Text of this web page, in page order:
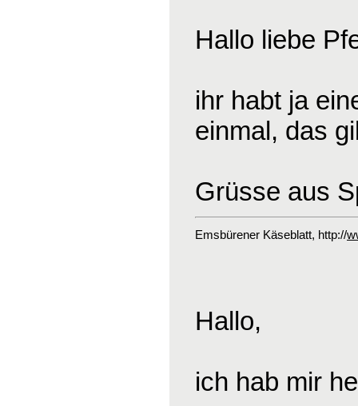
Hallo liebe
ihr habt ja
einmal, das
Grüsse aus
Emsbürener Käseblatt, http://
Hallo,
ich hab mir